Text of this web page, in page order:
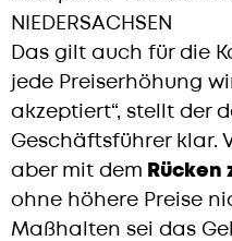
NIEDERSACHSEN
Das gilt auch für die
jede Preiserhöhung
akzeptiert“, stellt der
Geschäftsführer klar.
aber mit dem Rücken
ohne höhere Preise
Maßhalten sei das